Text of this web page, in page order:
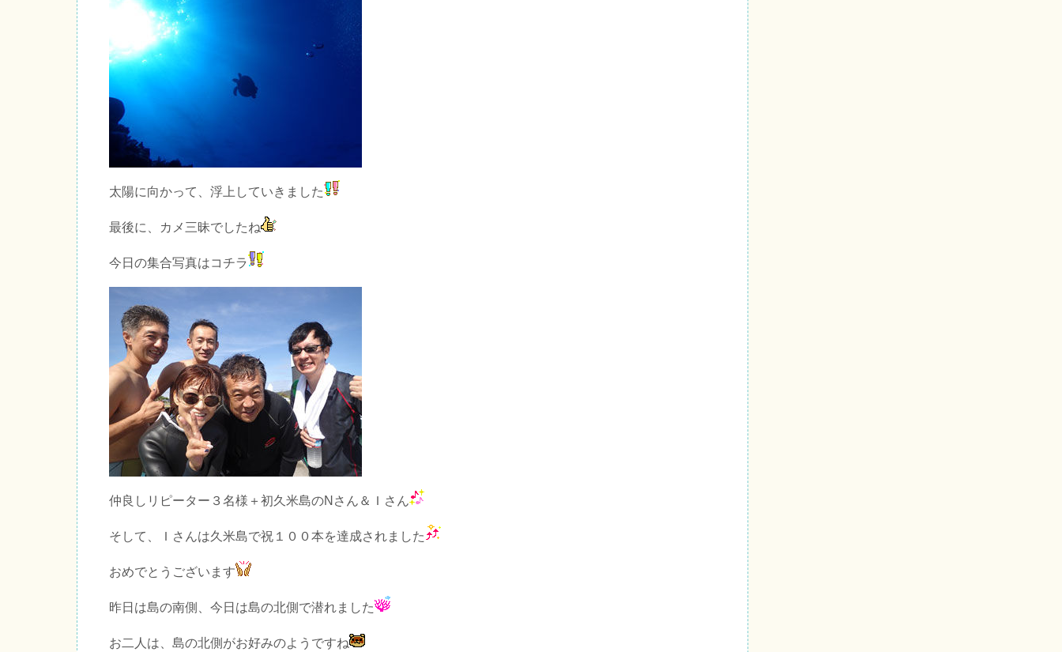
太陽に向かって、浮上していきました
最後に、カメ三昧でしたね
今日の集合写真はコチラ
仲良しリピーター３名様＋初久米島のNさん＆Ｉさん
そして、Ｉさんは久米島で祝１００本を達成されました
おめでとうございます
昨日は島の南側、今日は島の北側で潜れました
お二人は、島の北側がお好みのようですね